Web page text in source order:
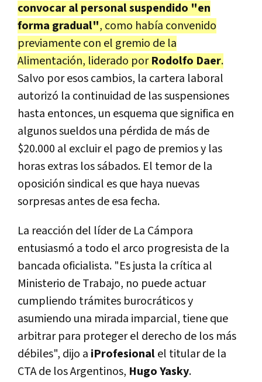
convocar al personal suspendido "en
forma gradual", como había convenido
previamente con el gremio de la
Alimentación, liderado porRodolfo Daer.
Salvo por esos cambios, la cartera laboral
autorizó la continuidad de las suspensiones
hasta entonces, un esquema que significa en
algunos sueldos una pérdida de más de
$20.000 al excluir el pago de premios y las
horas extras los sábados. El temor de la
oposición sindical es que haya nuevas
sorpresas antes de esa fecha.
La reacción del líder de La Cámpora
entusiasmó a todo el arco progresista de la
bancada oficialista. "Es justa la crítica al
Ministerio de Trabajo, no puede actuar
cumpliendo trámites burocráticos y
asumiendo una mirada imparcial, tiene que
arbitrar para proteger el derecho de los más
débiles", dijo a iProfesionalel titular de la
CTA de los Argentinos, Hugo Yasky.